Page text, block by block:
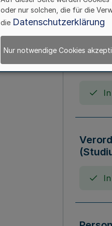
oder nur solchen, die für die
die Datenschutzerklärung
Nur notwendige Cookies